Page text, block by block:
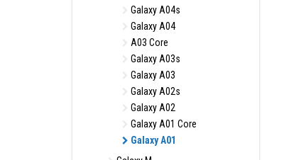
Galaxy A04s
Galaxy A04
A03 Core
Galaxy A03s
Galaxy A03
Galaxy A02s
Galaxy A02
Galaxy A01 Core
Galaxy A01